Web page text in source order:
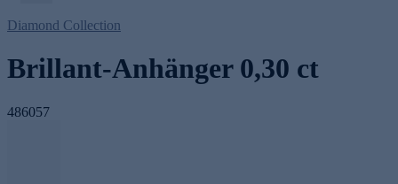
Diamond Collection
Brillant-Anhänger 0,30 ct
486057